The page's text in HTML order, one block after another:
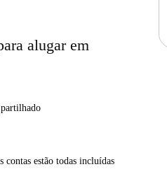
alugar em
partilhado
estão todas incluídas